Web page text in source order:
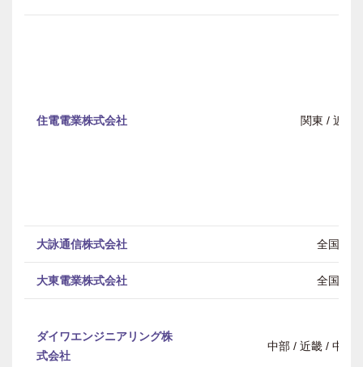
住電電業株式会社 関東 / 近畿
大詠通信株式会社 全国
大東電業株式会社 全国
ダイワエンジニアリング株
式会社
中部 / 近畿 / 中国